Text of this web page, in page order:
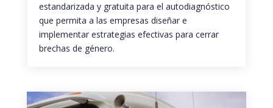
estandarizada y gratuita para el autodiagnóstico
que permita a las empresas diseñar e
implementar estrategias efectivas para cerrar
brechas de género.